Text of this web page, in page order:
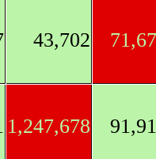
43,702
1,247,678